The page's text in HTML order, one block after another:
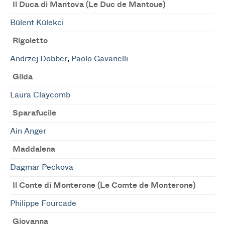
Il Duca di Mantova (Le Duc de Mantoue)
Bülent Külekci
Rigoletto
Andrzej Dobber, Paolo Gavanelli
Gilda
Laura Claycomb
Sparafucile
Ain Anger
Maddalena
Dagmar Peckova
Il Conte di Monterone (Le Comte de Monterone)
Philippe Fourcade
Giovanna